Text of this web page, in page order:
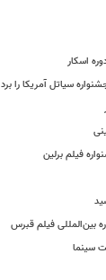
اسکار
سیاتل آمریکا را برد
فیلم برلین
بین‌المللی فیلم قبرس
سینما